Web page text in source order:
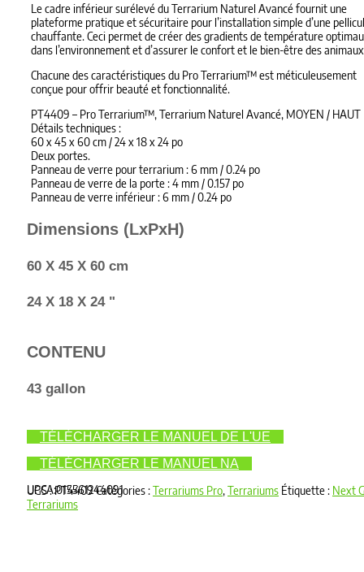
Le cadre inférieur surélevé du Terrarium Naturel Avancé fournit une
plateforme pratique et sécuritaire pour l’installation simple d’une
chauffante. Ceci permet de créer des gradients de température
dans l’environnement et d’assurer le confort et le bien-être des
Chacune des caractéristiques du Pro Terrarium™ est méticuleusement
conçue pour offrir beauté et fonctionnalité.
PT4409 – Pro Terrarium™, Terrarium Naturel Avancé, MOYEN / HAUT
Détails techniques :
60 x 45 x 60 cm / 24 x 18 x 24 po
Deux portes.
Panneau de verre pour terrarium : 6 mm / 0.24 po
Panneau de verre de la porte : 4 mm / 0.157 po
Panneau de verre inférieur : 6 mm / 0.24 po
Dimensions (LxPxH)
60 X 45 X 60 cm
24 X 18 X 24 "
CONTENU
43 gallon
TÉLÉCHARGER LE MANUEL DE L'UE
TÉLÉCHARGER LE MANUEL NA
UGS :PT4409Catégories :Terrariums Pro,Terrariums Étiquette : Next
Terrariums
UPCA:015561244091